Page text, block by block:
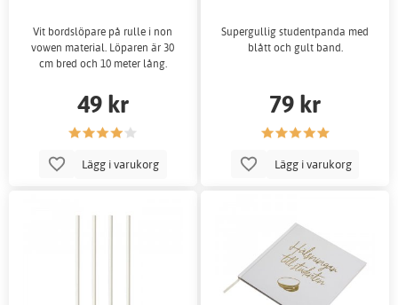
Vit bordslöpare på rulle i non
vowen material. Löparen är 30
cm bred och 10 meter lång.
49 kr
Lägg i varukorg
Supergullig studentpanda med
blått och gult band.
79 kr
Lägg i varukorg